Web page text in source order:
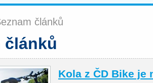
článků
článků
Kola z ČD Bike je